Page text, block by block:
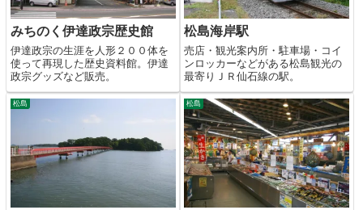
みちのく伊達政宗歴史館
伊達政宗の生涯を人形２００体を
使って再現した歴史資料館。伊達
政宗グッズなど販売。
松島海岸駅
売店・観光案内所・駐車場・コイ
ンロッカーなどがある松島観光の
最寄りＪＲ仙石線の駅。
松島 松島